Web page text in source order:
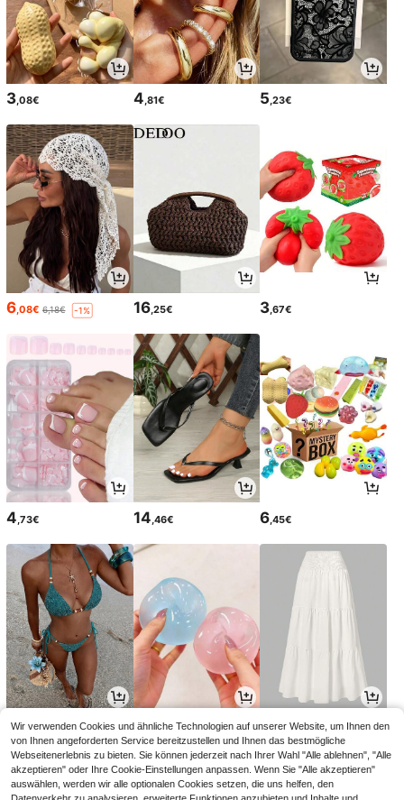
3,08€ 4,81€ 5,23€
6,08€ 6,18€ -1% 16,25€ 3,67€
4 ,73€ 14 ,46€ 6 ,45€
12,84€ 5,08€ 19,79€
Wir verwenden Cookies und ähnliche Technologien auf unserer Website, um Ihnen den
von Ihnen angeforderten Service bereitzustellen und Ihnen das bestmögliche
Webseitenerlebnis zu bieten. Sie können jederzeit nach Ihrer Wahl "Alle ablehnen", "Alle
akzeptieren" oder Ihre Cookie-Einstellungen anpassen. Wenn Sie "Alle akzeptieren"
auswählen, werden wir alle optionalen Cookies setzen, die uns helfen, den